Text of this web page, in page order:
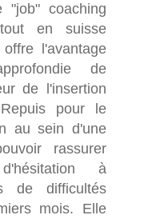
"job" coaching
en suisse
l'avantage
de
de l'insertion
pour le
au sein d'une
rassurer
à
de difficultés
mois. Elle